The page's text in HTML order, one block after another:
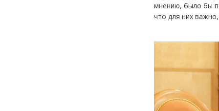
мнению, было бы
что для них